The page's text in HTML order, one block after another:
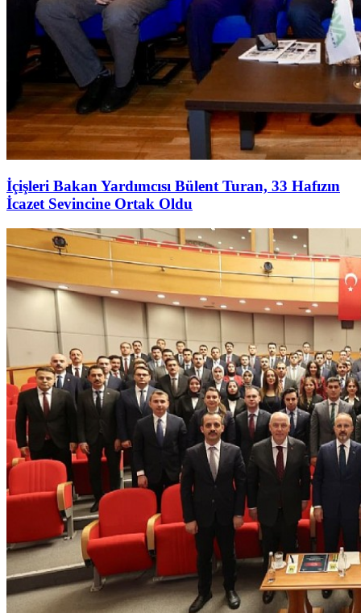
İçişleri Bakan Yardımcısı Bülent Turan, 33 Hafızın
İcazet Sevincine Ortak Oldu